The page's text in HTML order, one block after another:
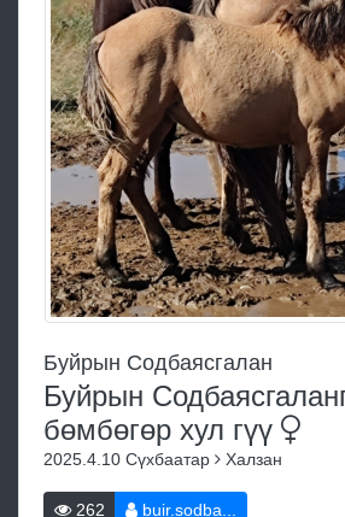
Буйрын Содбаясгалан
Буйрын
бөмбөгөр хул гүү
2025.4.10 Сүхбаатар Халзан
262 buir.sodba...